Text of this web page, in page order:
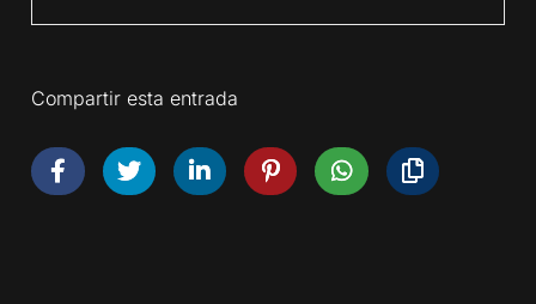
Compartir esta entrada